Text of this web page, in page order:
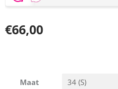
€66,00
Maat